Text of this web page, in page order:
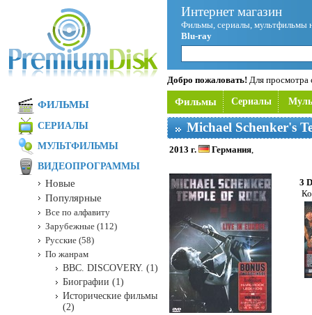
Интернет магазин
Фильмы, сериалы, мультфильмы
Blu-ray
Добро пожаловать! Для просмотра
Фильмы Сериалы
Michael Schenker's
2013 г. Германия,
3
ФИЛЬМЫ
СЕРИАЛЫ
МУЛЬТФИЛЬМЫ
ВИДЕОПРОГРАММЫ
Новые
Популярные
Все по алфавиту
Зарубежные (112)
Русские (58)
По жанрам
BBC. DISCOVERY. (1)
Биографии (1)
Исторические фильмы
(2)